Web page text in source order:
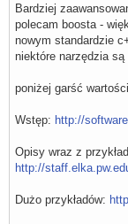
Bardziej
polecam boosta -
nowym standardzie
niektóre narzędzia
poniżej garść
Wstęp: http://
Opisy wraz z
http://
Dużo przykładów: